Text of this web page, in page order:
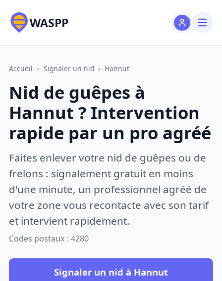
WASPP
Accueil › Signaler un nid › Hannut
Nid de guêpes à
Hannut ? Intervention
rapide par un pro agréé
Faites enlever votre nid de guêpes ou de
frelons : signalement gratuit en moins
d'une minute, un professionnel agréé de
votre zone vous recontacte avec son tarif
et intervient rapidement.
Codes postaux : 4280
Signaler un nid à Hannut